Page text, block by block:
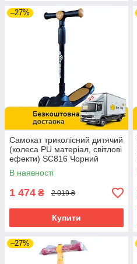
–27%
Самокат триколісний дитячий
(колеса PU матеріал, світлові
ефекти) SC816 Чорний
В наявності
1 474 ₴ 2 019 ₴
Купити
–27%